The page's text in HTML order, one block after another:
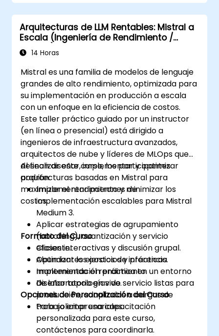
Arquitecturas de LLM Rentables: Mistral a
Escala (Ingeniería de Rendimiento /
Costos)
14 Horas
Mistral es una familia de modelos de lenguaje
grandes de alto rendimiento, optimizada para
su implementación en producción a escala
con un enfoque en la eficiencia de costos.
Este taller práctico guiado por un instructor
(en línea o presencial) está dirigido a
ingenieros de infraestructura avanzados,
arquitectos de nube y líderes de MLOps que
desean diseñar, implementar y optimizar
arquitecturas basadas en Mistral para
maximizar el rendimiento y minimizar los
costos.
Al finalizar este curso, los participantes
podrán:
Implementar patrones de
implementación escalables para Mistral
Medium 3.
Aplicar estrategias de agrupamiento
(batching), cuantización y servicio
eficiente.
Optimizar los costos de inferencia
manteniendo el rendimiento.
Diseñar topologías de servicio listas para
producción, adaptadas a cargas de
trabajo empresariales.
Formato del Curso
Clases interactivas y discusión grupal.
Abundantes ejercicios y prácticas.
Implementación práctica en un entorno
de laboratorio en vivo.
Opciones de Personalización del Curso
Para solicitar una capacitación
personalizada para este curso,
contáctenos para coordinarla.